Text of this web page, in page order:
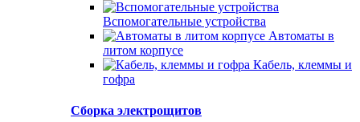
Вспомогательные устройства
Автоматы в
литом корпусе
Кабель, клеммы и
гофра
Сборка электрощитов